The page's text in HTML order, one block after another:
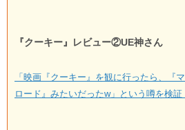
『クーキー』レビュー②UE神さん
「映画『クーキー』を観に行ったら、『
ロード』みたいだったw」という噂を検証